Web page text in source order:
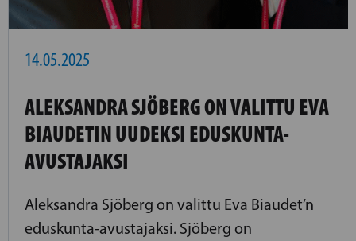
14.05.2025
ALEKSANDRA SJÖBERG ON VALITTU EVA
BIAUDETIN UUDEKSI EDUSKUNTA-
AVUSTAJAKSI
Aleksandra Sjöberg on valittu Eva Biaudet’n
eduskunta-avustajaksi. Sjöberg on